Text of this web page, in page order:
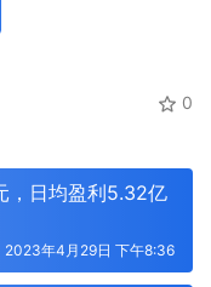
0
，日均盈利5.32亿
2023年4月29日 下午8:36